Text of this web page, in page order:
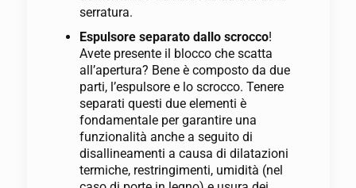
serratura.
Espulsore separato dallo scrocco!
Avete presente il blocco che scatta
all’apertura? Bene è composto da due
parti, l’espulsore e lo scrocco. Tenere
separati questi due elementi è
fondamentale per garantire una
funzionalità anche a seguito di
disallineamenti a causa di dilatazioni
termiche, restringimenti, umidità (nel